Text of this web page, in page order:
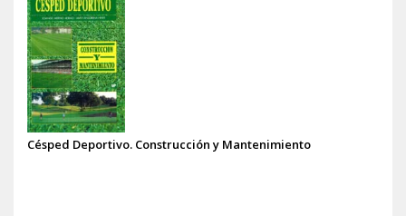
Césped Deportivo. Construcción y Mantenimiento